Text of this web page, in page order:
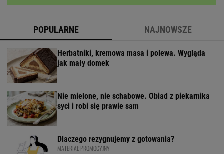
POPULARNE NAJNOWSZE
Herbatniki, kremowa masa i polewa. Wygląda
jak mały domek
Nie mielone, nie schabowe. Obiad z piekarnika
syci i robi się prawie sam
Dlaczego rezygnujemy z gotowania?
MATERIAŁ PROMOCYJNY